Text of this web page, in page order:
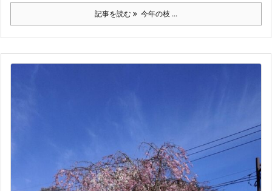
記事を読む 今年の枝 ...